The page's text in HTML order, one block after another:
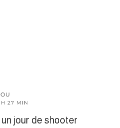
H 27 MIN
jour de shooter